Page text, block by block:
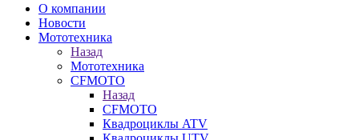
О компании
Новости
Мототехника
Назад
Мототехника
CFMOTO
Назад
CFMOTO
Квадроциклы ATV